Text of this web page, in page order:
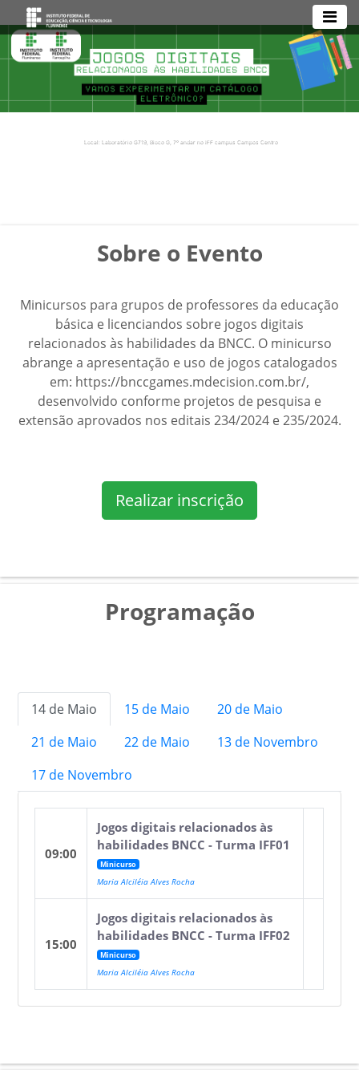
Local: Laboratório G719, Bloco G, 7º andar no IFF campus Campos Centro
Sobre o Evento
Minicursos para grupos de professores da educação
básica e licenciandos sobre jogos digitais
relacionados às habilidades da BNCC. O minicurso
abrange a apresentação e uso de jogos catalogados
em: https://bnccgames.mdecision.com.br/,
desenvolvido conforme projetos de pesquisa e
extensão aprovados nos editais 234/2024 e 235/2024.
Realizar inscrição
Programação
14 de Maio 15 de Maio
20 de Maio
21 de Maio
22 de Maio
13 de Novembro
17 de Novembro
09:00
Jogos digitais relacionados às
habilidades BNCC - Turma IFF01
Minicurso
Maria Alciléia Alves Rocha
15:00
Jogos digitais relacionados às
habilidades BNCC - Turma IFF02
Minicurso
Maria Alciléia Alves Rocha